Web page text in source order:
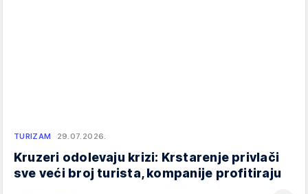
TURIZAM 29.07.2026.
Kruzeri odolevaju krizi: Krstarenje privlači
sve veći broj turista, kompanije profitiraju